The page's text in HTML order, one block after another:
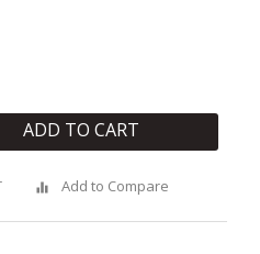
ADD TO CART
Add to Compare